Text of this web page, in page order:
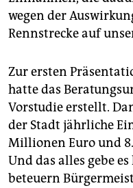
wegen der
Rennstrecke auf
Zur ersten
hatte das
Vorstudie erstellt.
der Stadt jährliche
Millionen Euro und
Und das alles gebe
beteuern